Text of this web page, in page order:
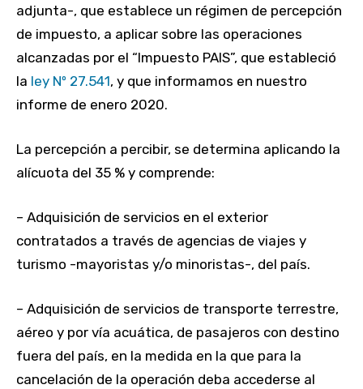
adjunta-, que establece un régimen de percepción
de impuesto, a aplicar sobre las operaciones
alcanzadas por el “Impuesto PAIS”, que estableció
la ley Nº 27.541, y que informamos en nuestro
informe de enero 2020.
La percepción a percibir, se determina aplicando la
alícuota del 35 % y comprende:
– Adquisición de servicios en el exterior
contratados a través de agencias de viajes y
turismo -mayoristas y/o minoristas-, del país.
– Adquisición de servicios de transporte terrestre,
aéreo y por vía acuática, de pasajeros con destino
fuera del país, en la medida en la que para la
cancelación de la operación deba accederse al